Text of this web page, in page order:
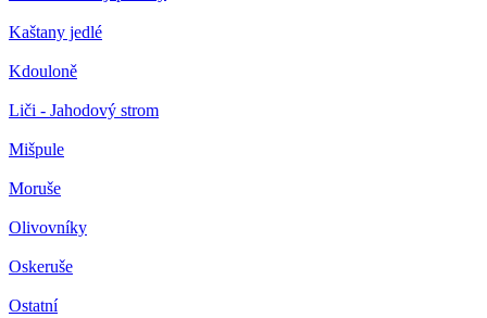
Kaštany jedlé
Kdouloně
Liči - Jahodový strom
Mišpule
Moruše
Olivovníky
Oskeruše
Ostatní